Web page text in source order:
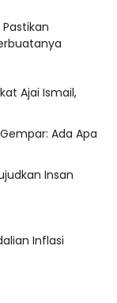
Ajai Ismail,
Ada Apa
Insan
Inflasi